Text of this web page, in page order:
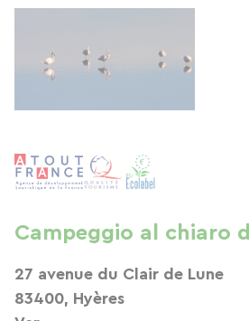
Campeggio al chiaro
27 avenue du Clair de Lune
83400, Hyères